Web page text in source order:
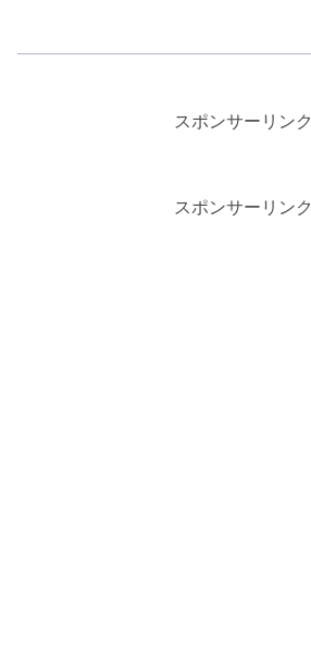
スポンサーリンク
スポンサーリンク